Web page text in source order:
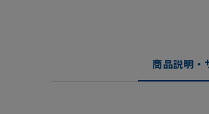
商品説明・